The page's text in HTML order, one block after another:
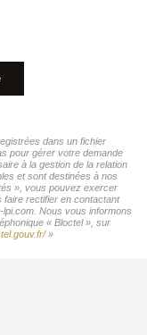
dans un fichier
pour gérer votre demande
à la gestion de la relation
et sont destinées à nos
», vous pouvez exercer
rectifier en contactant
Nous vous informons
« Bloctel », sur
»